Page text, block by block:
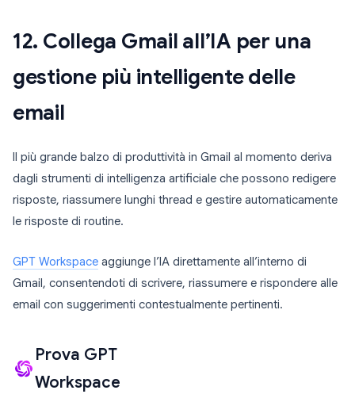
12. Collega Gmail all’IA per una
gestione più intelligente delle
email
Il più grande balzo di produttività in Gmail al momento deriva
dagli strumenti di intelligenza artificiale che possono redigere
risposte, riassumere lunghi thread e gestire automaticamente
le risposte di routine.
GPT Workspace aggiunge l’IA direttamente all’interno di
Gmail, consentendoti di scrivere, riassumere e rispondere alle
email con suggerimenti contestualmente pertinenti.
Prova GPT
Workspace